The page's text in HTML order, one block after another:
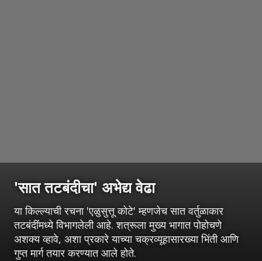
'सात तटबंदीचा' अभेद्य वेढा
या किल्ल्याची रचना 'एळुसुत्तू कोटे' म्हणजेच सात वर्तुळाकार
तटबंदींमध्ये विभागलेली आहे. शत्रूला मुख्य भागात पोहोचणे
अशक्य व्हावे, अशा प्रकारे याच्या चक्रव्यूहासारख्या भिंती आणि
गुप्त मार्ग तयार करण्यात आले होते.